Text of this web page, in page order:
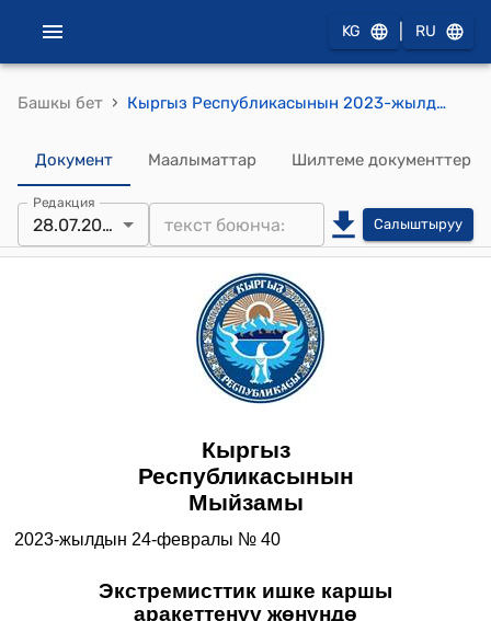
KG RU
Башкы бет › Кыргыз Республикасынын 2023-жылдын 24-февралындагы № 40 "Экстремисттик ишке каршы аракеттенүү жөнүндө" Мыйзамы
Документ Маалыматтар Шилтеме документтер
Редакция
28.07.2025 Салыштыруу